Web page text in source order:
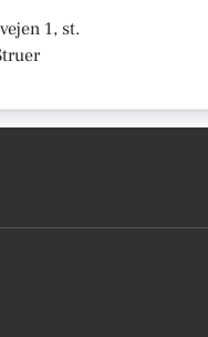
1, st.